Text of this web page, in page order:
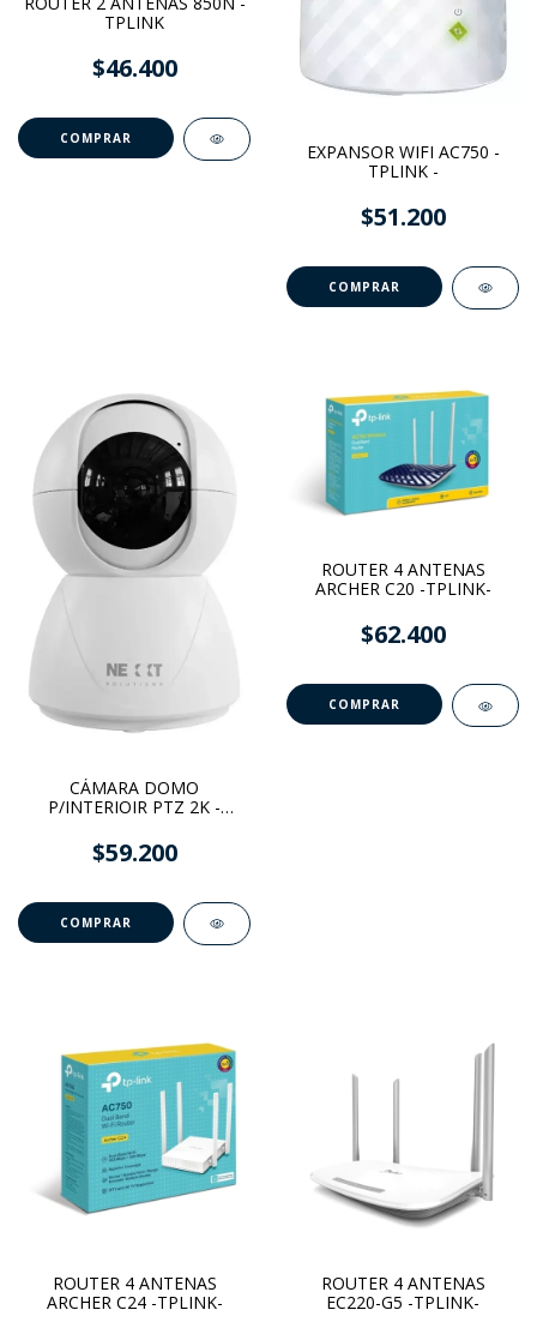
TPLINK
$46.400
EXPANSOR WIFI AC750 -
TPLINK -
$51.200
CÁMARA DOMO
P/INTERIOIR PTZ 2K -
$59.200
ROUTER 4 ANTENAS
ARCHER C20 -TPLINK-
$62.400
ROUTER 4 ANTENAS
ARCHER C24 -TPLINK-
ROUTER 4 ANTENAS
EC220-G5 -TPLINK-